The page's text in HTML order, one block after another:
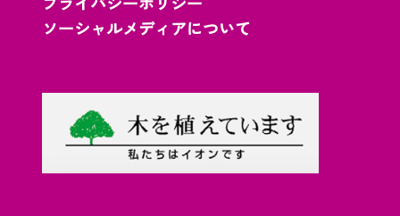
ソーシャルメディアについて